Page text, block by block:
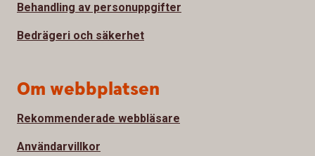
Behandling av personuppgifter
Bedrägeri och säkerhet
Om webbplatsen
Rekommenderade webbläsare
Användarvillkor